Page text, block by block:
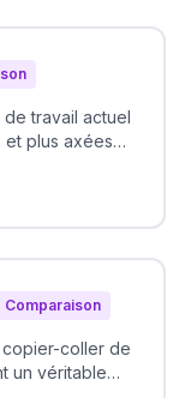
travail actuel
plus axées
Comparaison
copier-coller de
un véritable